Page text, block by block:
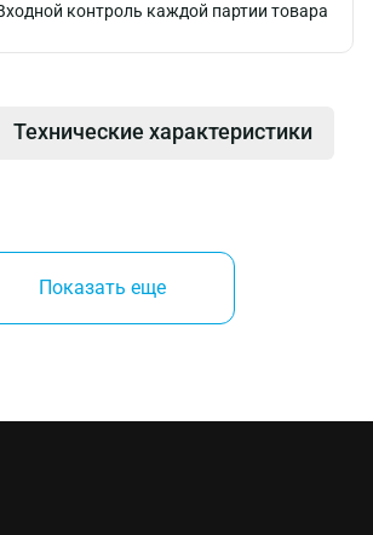
контроль каждой партии товара
Технические характеристики
Показать еще